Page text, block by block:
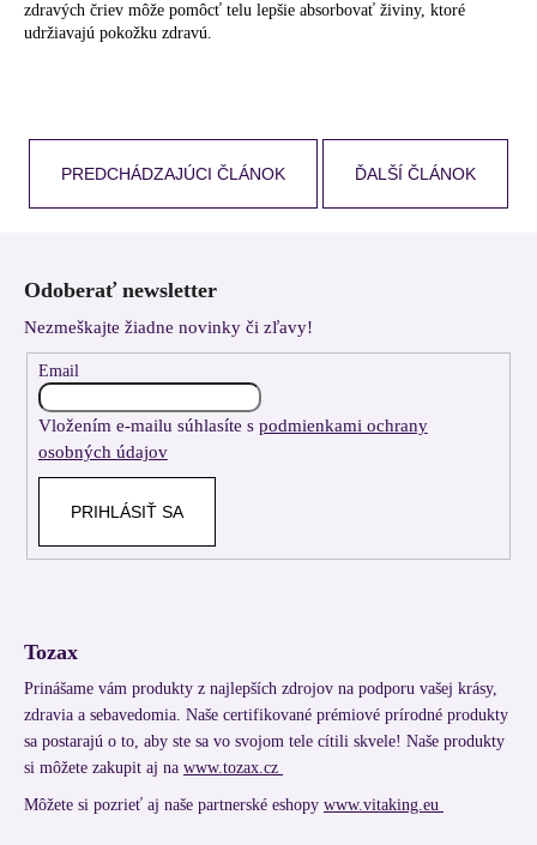
zdravých čriev môže pomôcť telu lepšie absorbovať živiny, ktoré
udržiavajú pokožku zdravú.
PREDCHÁDZAJÚCI ČLÁNOK ĎALŠÍ ČLÁNOK
Odoberať newsletter
Nezmeškajte žiadne novinky či zľavy!
Email
Vložením e-mailu súhlasíte s podmienkami ochrany
osobných údajov
PRIHLÁSIŤ SA
Tozax
Prinášame vám produkty z najlepších zdrojov na podporu vašej krásy,
zdravia a sebavedomia. Naše certifikované prémiové prírodné produkty
sa postarajú o to, aby ste sa vo svojom tele cítili skvele! Naše produkty
si môžete zakupit aj na www.tozax.cz
Môžete si pozrieť aj naše partnerské eshopy www.vitaking.eu